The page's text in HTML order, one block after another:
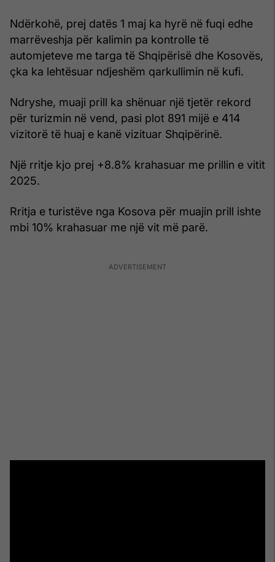
Ndërkohë, prej datës 1 maj ka hyrë në fuqi edhe
marrëveshja për kalimin pa kontrolle të
automjeteve me targa të Shqipërisë dhe Kosovës,
çka ka lehtësuar ndjeshëm qarkullimin në kufi.
Ndryshe, muaji prill ka shënuar një tjetër rekord
për turizmin në vend, pasi plot 891 mijë e 414
vizitorë të huaj e kanë vizituar Shqipërinë.
Një rritje kjo prej +8.8% krahasuar me prillin e vitit
2025.
Rritja e turistëve nga Kosova për muajin prill ishte
mbi 10% krahasuar me një vit më parë.